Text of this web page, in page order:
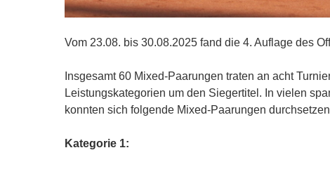
Vom 23.08. bis 30.08.2025 fand die 4. Auflage des
Insgesamt 60 Mixed-Paarungen traten an acht
Leistungskategorien um den Siegertitel. In vielen
konnten sich folgende Mixed-Paarungen
Kategorie 1: